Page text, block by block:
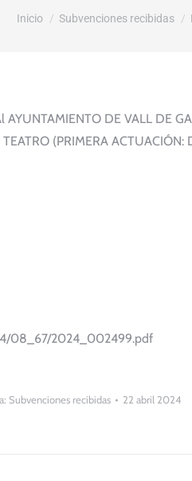
Estás aquí:
Inicio Subvenciones recibidas
DE VALL DE
(PRIMERA ACTUACIÓN:
08_67/2024_002499.pdf
Subvenciones recibidas 22 abril 2024